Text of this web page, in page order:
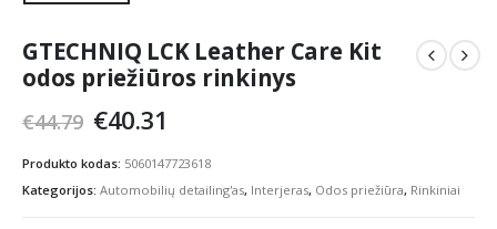
GTECHNIQ LCK Leather Care Kit
odos priežiūros rinkinys
€44.79 Original
was:
€44.79.
€40.31
is:
€40.31.
Produkto kodas: 5060147723618
Kategorijos: Automobilių detailing'as, Interjeras, Odos priežiūra, Rinkiniai